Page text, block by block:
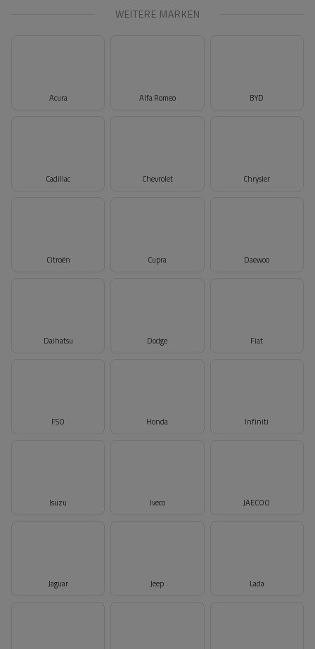
WEITERE MARKEN
Acura Alfa Romeo BYD
Cadillac Chevrolet Chrysler
Citroën Cupra Daewoo
Daihatsu Dodge Fiat
FSO Honda Infiniti
Isuzu Iveco JAECOO
Jaguar Jeep Lada